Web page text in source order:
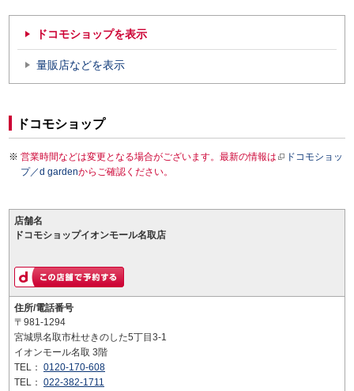
ドコモショップを表示
量販店などを表示
ドコモショップ
営業時間などは変更となる場合がございます。最新の情報は
ドコモショッ
プ／d gardenからご確認ください。
店舗名
ドコモショップイオンモール名取店
住所/電話番号
〒981-1294
宮城県名取市杜せきのした5丁目3-1
イオンモール名取 3階
TEL： 0120-170-608
TEL： 022-382-1711